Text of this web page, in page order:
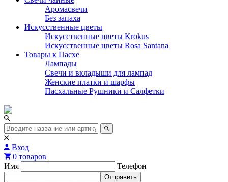
Аромасвечи
Без запаха
Искусственные цветы
Искусственные цветы Krokus
Искусственные цветы Rosa Santana
Товары к Пасхе
Лампады
Свечи и вкладыши для лампад
Женские платки и шарфы
Пасхальные Рушники и Салфетки
Вход
0 товаров
Имя
Телефон
Отправить